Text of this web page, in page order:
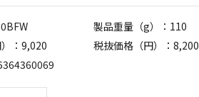
製品重量（g）：110
：9,020
税抜価格（円）：8,200